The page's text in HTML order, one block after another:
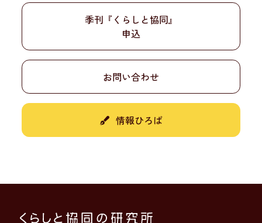
季刊『くらしと協同』
申込
お問い合わせ
情報ひろば